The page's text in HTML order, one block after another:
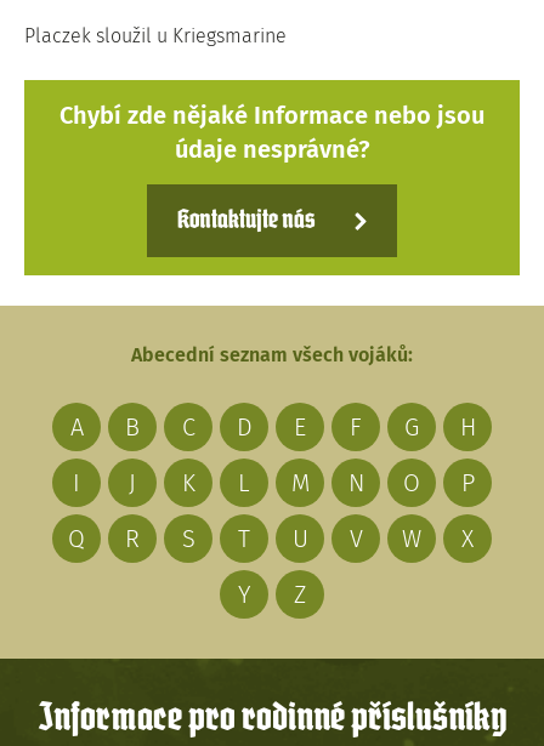
Placzek sloužil u Kriegsmarine
Chybí zde nějaké Informace nebo jsou
údaje nesprávné?
Kontaktujte nás
Abecední seznam všech vojáků:
A B C D E F G
H
I
J K L M N O
P
Q
R S T U V W
X
Y
Z
Informace pro rodinné příslušníky